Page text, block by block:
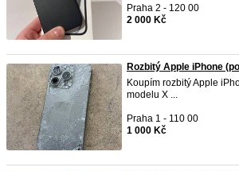
Praha 2 - 120 00
2 000 Kč
Rozbitý Apple iPhone
Koupím rozbitý Apple
modelu X ...
Praha 1 - 110 00
1 000 Kč